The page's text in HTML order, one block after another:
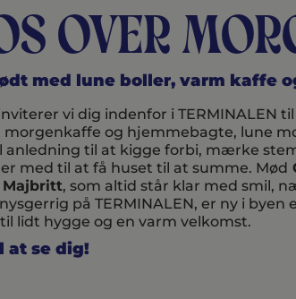
over
med lune boller, varm kaffe
vi dig indenfor i TERMINALEN
og hjemmebagte, lune
anledning til at kigge forbi, mærke
med til at få huset til at summe. Mød
Majbritt, som altid står klar med smil,
på TERMINALEN, er ny i
lidt hygge og en varm velkomst.
at se dig!